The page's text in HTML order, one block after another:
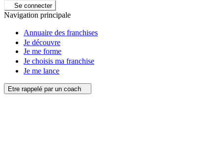
Se connecter
Navigation principale
Annuaire des franchises
Je découvre
Je me forme
Je choisis ma franchise
Je me lance
Etre rappelé par un coach